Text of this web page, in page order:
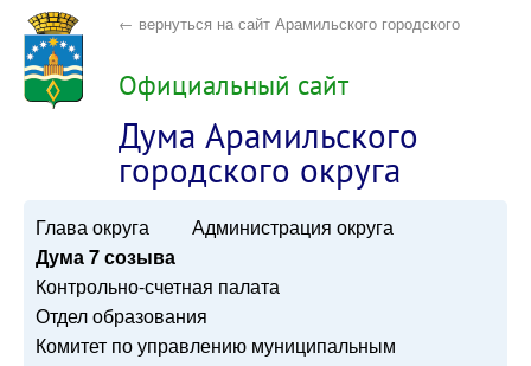
← вернуться на сайт Арамильского городского
округа
Официальный сайт
Дума Арамильского
городского округа
Глава округа
Администрация округа
Дума 7 созыва
Контрольно-счетная палата
Отдел образования
Комитет по управлению муниципальным